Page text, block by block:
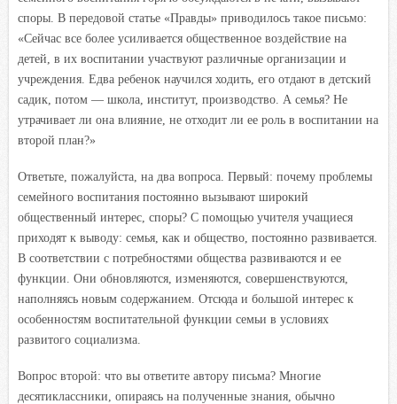
споры. В передовой статье «Правды» приводилось такое письмо:
«Сейчас все более усиливается общественное воздействие на
детей, в их воспитании участвуют различные организации и
учреждения. Едва ребенок научился ходить, его отдают в детский
садик, потом — школа, институт, производство. А семья? Не
утрачивает ли она влияние, не отходит ли ее роль в воспитании на
второй план?»
Ответьте, пожалуйста, на два вопроса. Первый: почему проблемы
семейного воспитания постоянно вызывают широкий
общественный интерес, споры? С помощью учителя учащиеся
приходят к выводу: семья, как и общество, постоянно развивается.
В соответствии с потребностями общества развиваются и ее
функции. Они обновляются, изменяются, совершенствуются,
наполняясь новым содержанием. Отсюда и большой интерес к
особенностям воспитательной функции семьи в условиях
развитого социализма.
Вопрос второй: что вы ответите автору письма? Многие
десятиклассники, опираясь на полученные знания, обычно